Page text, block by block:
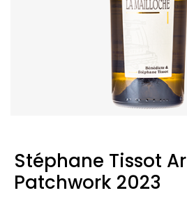
Stéphane Tissot
Patchwork 2023